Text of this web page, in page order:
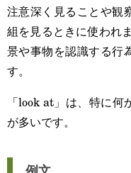
注意深く見ることや観
組を見るときに使われ
景や事物を認識する行
す。
「look at」は、特に
が多いです。